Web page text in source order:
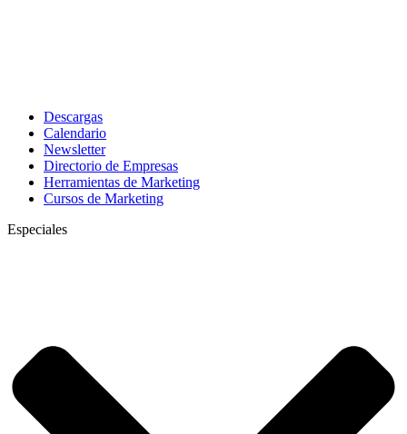
Descargas
Calendario
Newsletter
Directorio de Empresas
Herramientas de Marketing
Cursos de Marketing
Especiales